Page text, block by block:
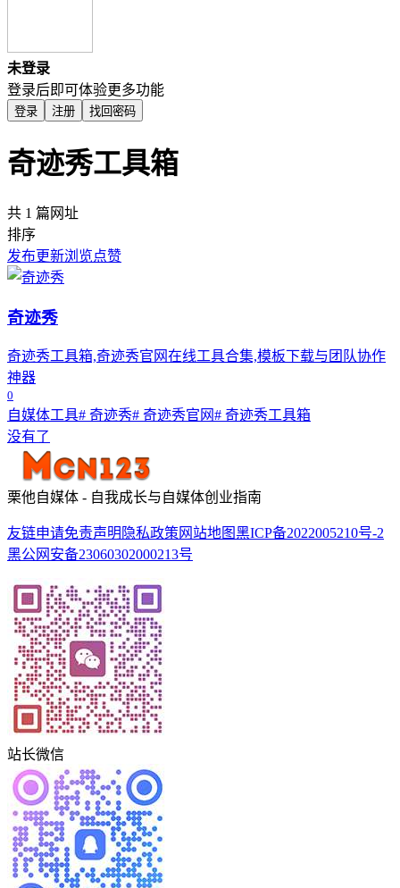
未登录
登录后即可体验更多功能
登录 注册 找回密码
奇迹秀工具箱
共 1 篇网址
排序
发布更新浏览点赞
奇迹秀
奇迹秀工具箱,奇迹秀官网在线工具合集,模板下载与团队协作
神器
0
自媒体工具# 奇迹秀# 奇迹秀官网# 奇迹秀工具箱
没有了
栗他自媒体 - 自我成长与自媒体创业指南
友链申请免责声明 隐私政策 网站地图黑ICP备2022005210号-2
黑公网安备23060302000213号
站长微信